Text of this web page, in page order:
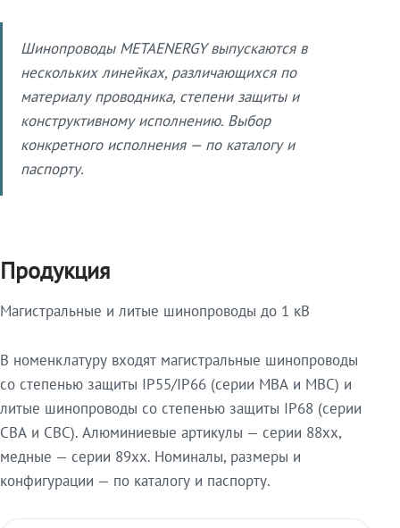
Шинопроводы METAENERGY выпускаются в
нескольких линейках, различающихся по
материалу проводника, степени защиты и
конструктивному исполнению. Выбор
конкретного исполнения — по каталогу и
паспорту.
Продукция
Магистральные и литые шинопроводы до 1 кВ
В номенклатуру входят магистральные шинопроводы
со степенью защиты IP55/IP66 (серии МВА и МВС) и
литые шинопроводы со степенью защиты IP68 (серии
СВА и СВС). Алюминиевые артикулы — серии 88xx,
медные — серии 89xx. Номиналы, размеры и
конфигурации — по каталогу и паспорту.